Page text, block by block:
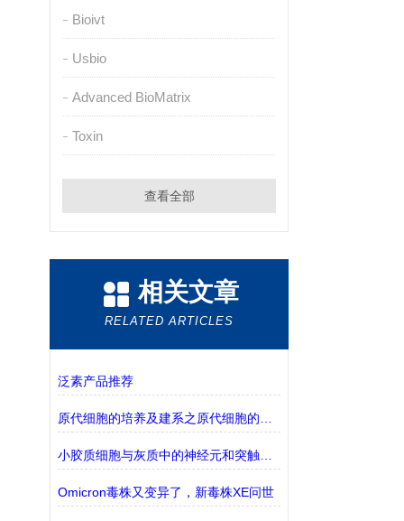
Bioivt
Usbio
Advanced BioMatrix
Toxin
查看全部
相关文章
RELATED ARTICLES
泛素产品推荐
Omicron毒株又变异了，新毒株XE问世